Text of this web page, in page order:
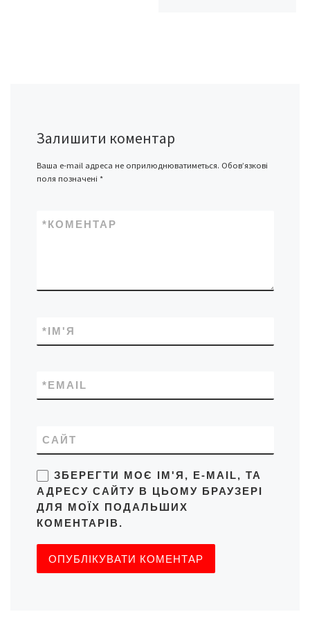
Залишити коментар
Ваша e-mail адреса не оприлюднюватиметься. Обов’язкові
поля позначені *
КОМЕНТАР
*
ІМ'Я
*
EMAIL
*
САЙТ
ЗБЕРЕГТИ МОЄ ІМ'Я, E-MAIL, ТА
АДРЕСУ САЙТУ В ЦЬОМУ БРАУЗЕРІ
ДЛЯ МОЇХ ПОДАЛЬШИХ
КОМЕНТАРІВ.